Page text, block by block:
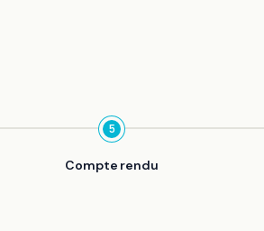
5
Compte rendu